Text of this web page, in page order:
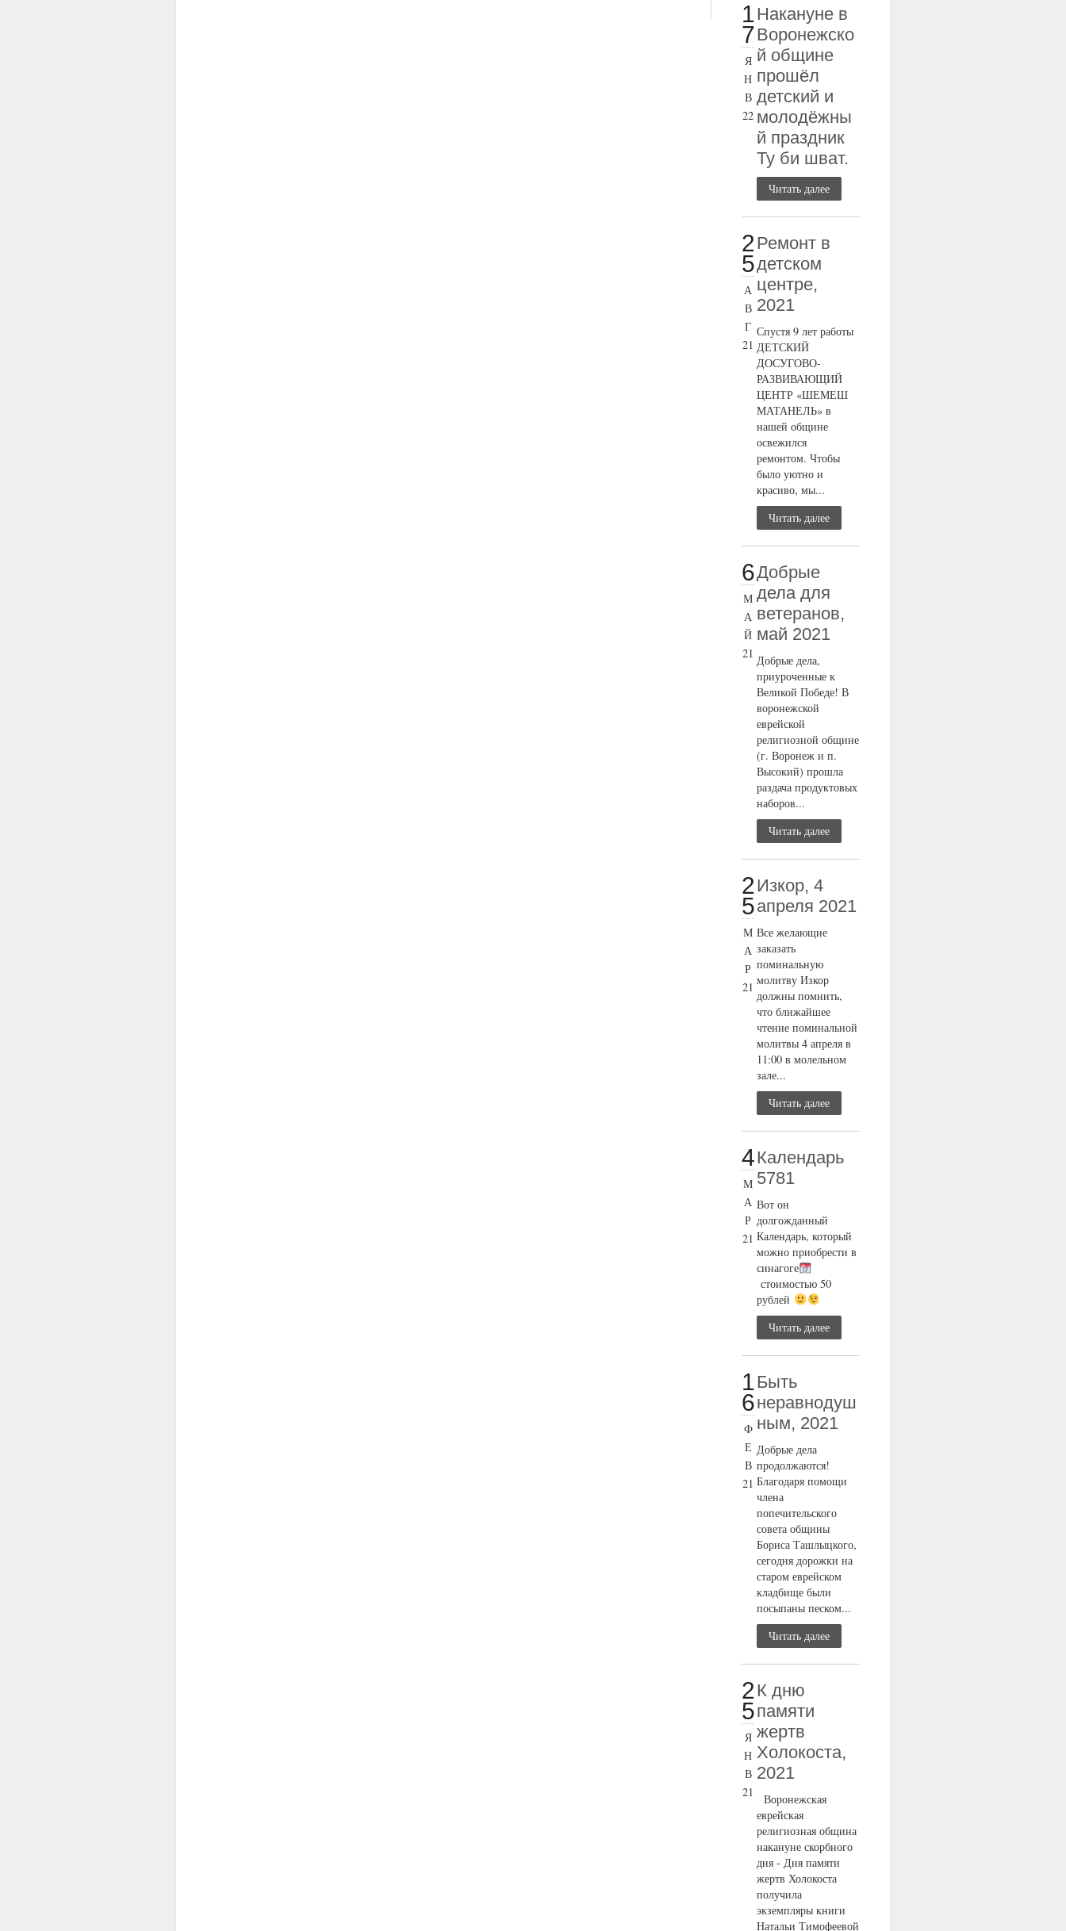
1
7
Я
Н
В
22
Накануне в
Воронежско
й общине
прошёл
детский и
молодёжны
й праздник
Ту би шват.
Читать далее
2
5
А
В
Г
21
Ремонт в
детском
центре,
2021
Спустя 9 лет работы
ДЕТСКИЙ
ДОСУГОВО-
РАЗВИВАЮЩИЙ
ЦЕНТР «ШЕМЕШ
МАТАНЕЛЬ» в
нашей общине
освежился
ремонтом. Чтобы
было уютно и
красиво, мы...
Читать далее
6
М
А
Й
21
Добрые
дела для
ветеранов,
май 2021
Добрые дела,
приуроченные к
Великой Победе! В
воронежской
еврейской
религиозной общине
(г. Воронеж и п.
Высокий) прошла
раздача продуктовых
наборов...
Читать далее
2
5
М
А
Р
21
Изкор, 4
апреля 2021
Все желающие
заказать
поминальную
молитву Изкор
должны помнить,
что ближайшее
чтение поминальной
молитвы 4 апреля в
11:00 в молельном
зале...
Читать далее
4
М
А
Р
21
Календарь
5781
Вот он
долгожданный
Календарь, который
можно приобрести в
синагоге
стоимостью 50
рублей
Читать далее
1
6
Ф
Е
В
21
Быть
неравнодуш
ным, 2021
Добрые дела
продолжаются!
Благодаря помощи
члена
попечительского
совета общины
Бориса Ташлыцкого,
сегодня дорожки на
старом еврейском
кладбище были
посыпаны песком...
Читать далее
2
5
Я
Н
В
21
К дню
памяти
жертв
Холокоста,
2021
Воронежская
еврейская
религиозная община
накануне скорбного
дня - Дня памяти
жертв Холокоста
получила
экземпляры книги
Натальи Тимофеевой